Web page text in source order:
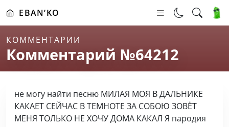
EBAN’KO
КОММЕНТАРИИ
Комментарий №64212
не могу найти песню МИЛАЯ МОЯ В ДАЛЬНИКЕ
КАКАЕТ СЕЙЧАС В ТЕМНОТЕ ЗА СОБОЮ ЗОВЁТ
МЕНЯ ТОЛЬКО НЕ ХОЧУ ДОМА КАКАЛ Я пародия